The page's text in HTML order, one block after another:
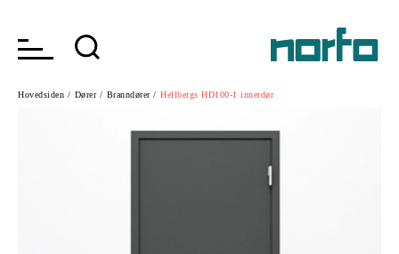
Hovedsiden / Dører / Branndører / Hellbergs HD100-1 innerdør